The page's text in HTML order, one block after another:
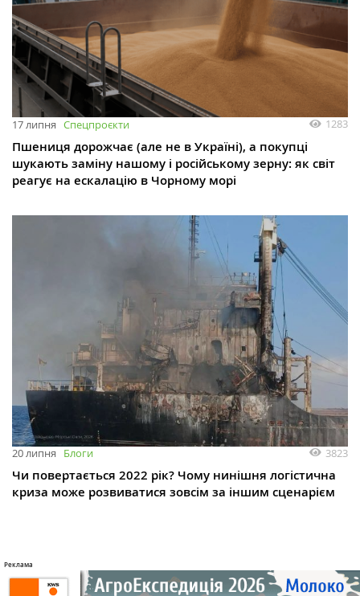
17 липня Спецпроєкти 1283
Пшениця дорожчає (але не в Україні), а покупці
шукають заміну нашому і російському зерну: як світ
реагує на ескалацію в Чорному морі
20 липня Блоги 3823
Чи повертається 2022 рік? Чому нинішня логістична
криза може розвиватися зовсім за іншим сценарієм